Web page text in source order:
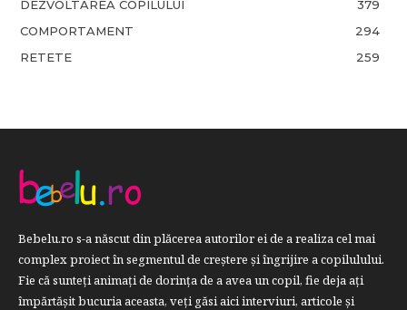
DEZVOLTAREA COPILULUI
379
COMPORTAMENT
294
RETETE
259
Bebelu.ro s-a născut din plăcerea autorilor ei de a realiza cel mai
complex proiect în segmentul de creştere şi îngrijire a copilulului.
Fie că sunteţi animaţi de dorinţa de a avea un copil, fie deja aţi
împărtăşit bucuria aceasta, veți găsi aici interviuri, articole şi